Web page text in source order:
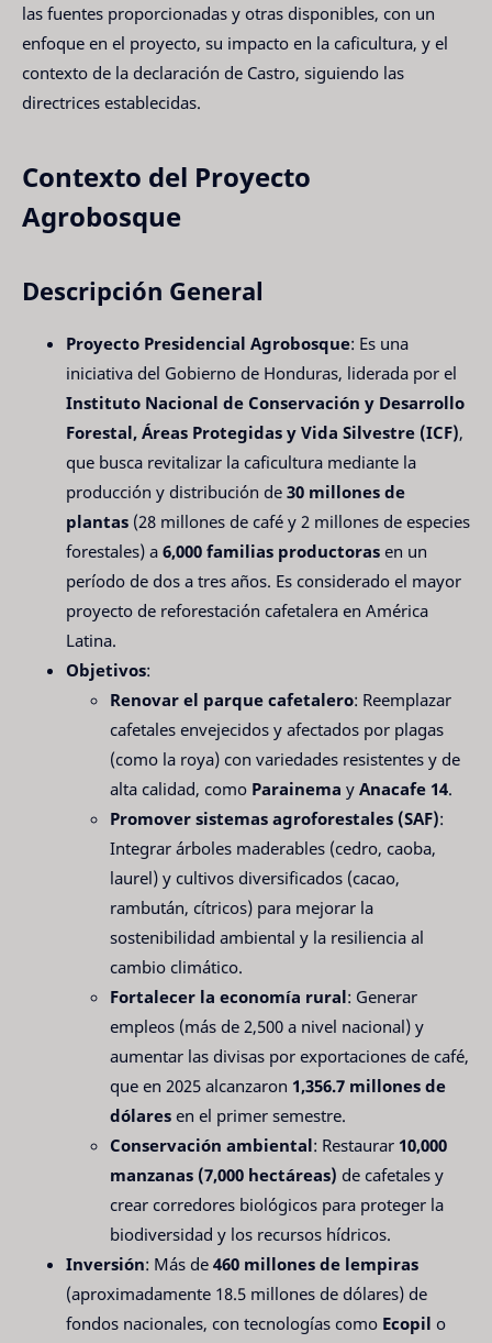
las fuentes proporcionadas y otras disponibles, con un
enfoque en el proyecto, su impacto en la caficultura, y el
contexto de la declaración de Castro, siguiendo las
directrices establecidas.
Contexto del Proyecto
Agrobosque
Descripción General
Proyecto Presidencial Agrobosque: Es una
iniciativa del Gobierno de Honduras, liderada por el
Instituto Nacional de Conservación y Desarrollo
Forestal, Áreas Protegidas y Vida Silvestre (ICF),
que busca revitalizar la caficultura mediante la
producción y distribución de 30 millones de
plantas (28 millones de café y 2 millones de especies
forestales) a 6,000 familias productoras en un
período de dos a tres años. Es considerado el mayor
proyecto de reforestación cafetalera en América
Latina.
Objetivos:
Renovar el parque cafetalero: Reemplazar
cafetales envejecidos y afectados por plagas
(como la roya) con variedades resistentes y de
alta calidad, como Parainema y Anacafe 14.
Promover sistemas agroforestales (SAF):
Integrar árboles maderables (cedro, caoba,
laurel) y cultivos diversificados (cacao,
rambután, cítricos) para mejorar la
sostenibilidad ambiental y la resiliencia al
cambio climático.
Fortalecer la economía rural: Generar
empleos (más de 2,500 a nivel nacional) y
aumentar las divisas por exportaciones de café,
que en 2025 alcanzaron 1,356.7 millones de
dólares en el primer semestre.
Conservación ambiental: Restaurar 10,000
manzanas (7,000 hectáreas) de cafetales y
crear corredores biológicos para proteger la
biodiversidad y los recursos hídricos.
Inversión: Más de 460 millones de lempiras
(aproximadamente 18.5 millones de dólares) de
fondos nacionales, con tecnologías como Ecopil o